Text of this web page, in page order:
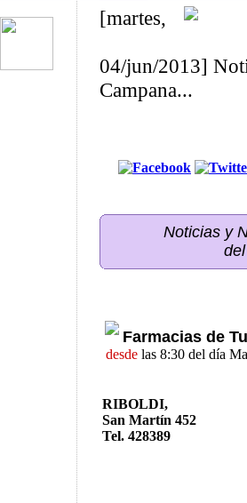
[martes,
04/jun/2013]
Campana...
Noticias y
Farmacias de
desde las 8:30 del día
RIBOLDI,
San Martín 452
Tel. 428389